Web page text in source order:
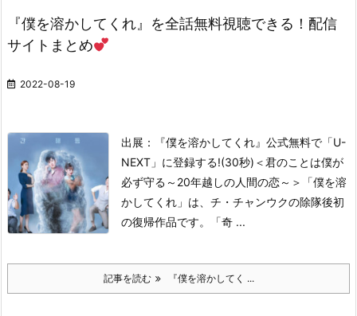
『僕を溶かしてくれ』を全話無料視聴できる！配信
サイトまとめ
2022-08-19
出展：『僕を溶かしてくれ』公式無料で「U-
NEXT」に登録する!(30秒) ＜君のことは僕が
必ず守る～20年越しの人間の恋～＞
「僕を溶
かしてくれ」は、チ・チャンウクの除隊後初
の復帰作品です。
「奇 ...
記事を読む 『僕を溶かしてく ...